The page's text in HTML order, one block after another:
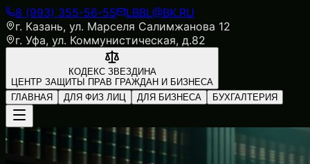
8 (993) 355-56-55
LBBL@BK.RU
г. Казань, ул. Марселя Салимжанова 12
г. Уфа, ул. Коммунистическая, д.82
КОДЕКС ЗВЕЗДИНА
ЦЕНТР ЗАЩИТЫ ПРАВ ГРАЖДАН И БИЗНЕСА
ГЛАВНАЯ
ДЛЯ ФИЗ ЛИЦ ДЛЯ БИЗНЕСА БУХГАЛТЕРИЯ